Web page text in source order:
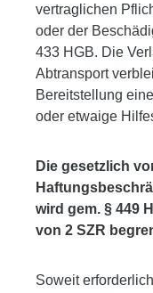
vertraglichen
oder der
433 HGB. Die
Abtransport
Bereitstellung
oder etwaige
Die gesetzlich
wird gem. § 449
von 2 SZR
Soweit